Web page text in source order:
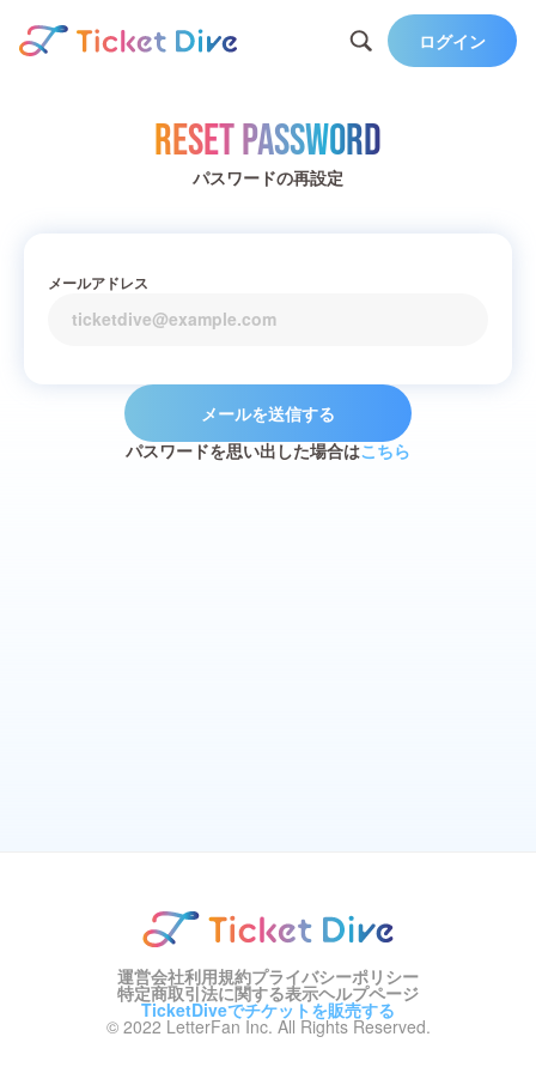
ログイン
Reset Password
パスワードの再設定
メールアドレス
メールを送信する
パスワードを思い出した場合はこちら
運営会社利用規約プライバシーポリシー
特定商取引法に関する表示ヘルプページ
TicketDiveでチケットを販売する
© 2022 LetterFan Inc. All Rights Reserved.